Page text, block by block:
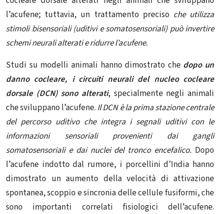
l’acufene; tuttavia, un trattamento preciso che utilizza
stimoli bisensoriali (uditivi e somatosensoriali) può invertire
schemi neurali alterati e ridurre l’acufene.
Studi su modelli animali hanno dimostrato chedopo un
danno cocleare, i circuiti neurali del nucleo cocleare
dorsale (DCN) sono alterati, specialmente negli animali
che sviluppano l’acufene. Il DCN è la prima stazione centrale
del percorso uditivo che integra i segnali uditivi con le
informazioni sensoriali provenienti dai gangli
somatosensoriali e dai nuclei del tronco encefalico. Dopo
l’acufene indotto dal rumore, i porcellini d’India hanno
dimostrato un aumento della velocità di attivazione
spontanea, scoppio e sincronia delle cellule fusiformi, che
sono importanti correlati fisiologici dell’acufene.